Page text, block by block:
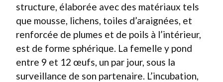
structure, élaborée avec des matériaux tels
que mousse, lichens, toiles d’araignées, et
renforcée de plumes et de poils à l’intérieur,
est de forme sphérique. La femelle y pond
entre 9 et 12 œufs, un par jour, sous la
surveillance de son partenaire. L’incubation,